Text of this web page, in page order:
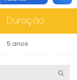
Duração
5 anos